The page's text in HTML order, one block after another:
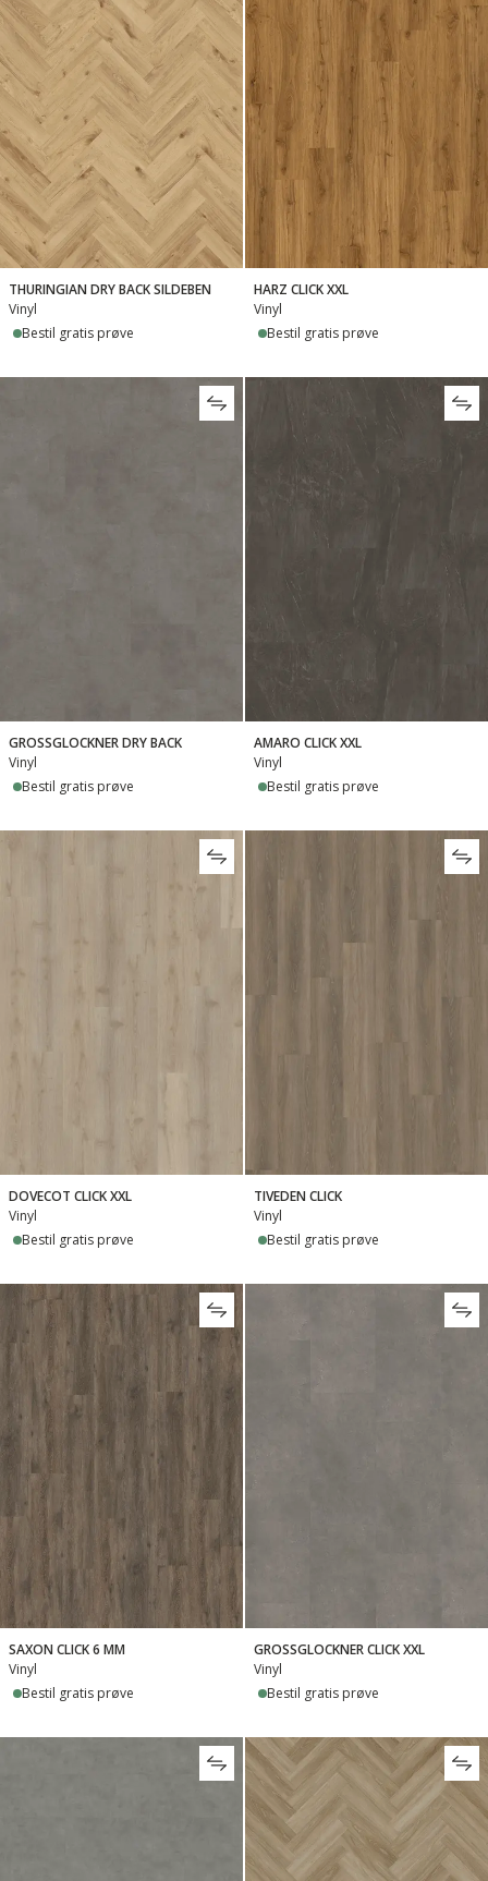
THURINGIAN DRY BACK SILDEBEN
Vinyl
Bestil gratis prøve
HARZ CLICK XXL
Vinyl
Bestil gratis prøve
GROSSGLOCKNER DRY BACK
Vinyl
Bestil gratis prøve
AMARO CLICK XXL
Vinyl
Bestil gratis prøve
DOVECOT CLICK XXL
Vinyl
Bestil gratis prøve
TIVEDEN CLICK
Vinyl
Bestil gratis prøve
SAXON CLICK 6 MM
Vinyl
Bestil gratis prøve
GROSSGLOCKNER CLICK XXL
Vinyl
Bestil gratis prøve